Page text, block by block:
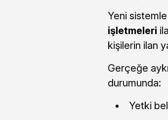
Yeni
işletmeleri
kişilerin ilan
Gerçeğe
durumunda:
Yetki